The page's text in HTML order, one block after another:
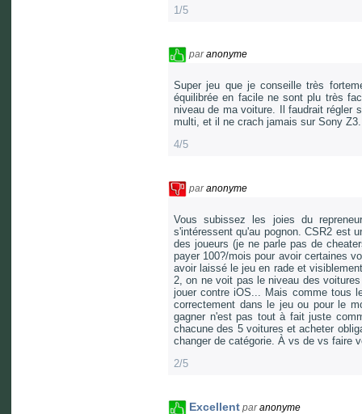
1/5
paranonyme
Super jeu que je conseille très
équilibrée en facile ne sont plu très
niveau de ma voiture. Il faudrait régler
multi, et il ne crach jamais sur Sony Z3.
4/5
paranonyme
Vous subissez les joies du
s'intéressent qu'au pognon. CSR2 est
des joueurs (je ne parle pas de
payer 100?/mois pour avoir certaines
avoir laissé le jeu en rade et
2, on ne voit pas le niveau des
jouer contre iOS... Mais comme tous
correctement dans le jeu ou pour le
gagner n'est pas tout à fait juste
chacune des 5 voitures et acheter
changer de catégorie. À vs de vs faire
2/5
Excellent paranonyme